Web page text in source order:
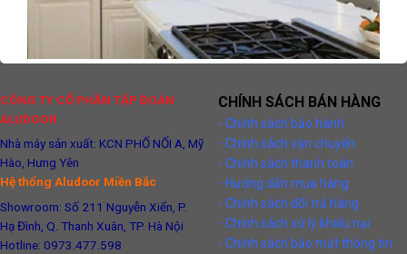
CÔNG TY CỔ PHẦN TẬP ĐOÀN
ALUDOOR
Nhà máy sản xuất: KCN PHỐ NỐI A, Mỹ
Hào, Hưng Yên
Hệ thống Aludoor Miền Bắc
Showroom: Số 211 Nguyễn Xiển, P.
Hạ Đình, Q. Thanh Xuân, TP. Hà Nội
Hotline: 0973.477.598
CHÍNH SÁCH BÁN HÀNG
- Chính sách bảo hành
- Chính sách vận chuyển
- Chính sách thanh toán
- Hướng dẫn mua hàng
- Chính sách đổi trả hàng
- Chính sách xử lý khiếu nại
- Chính sách bảo mật thông tin